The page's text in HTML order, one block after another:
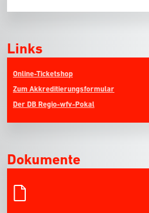
Links
Online-Ticketshop
Zum Akkreditierungsformular
Der DB Regio-wfv-Pokal
Dokumente